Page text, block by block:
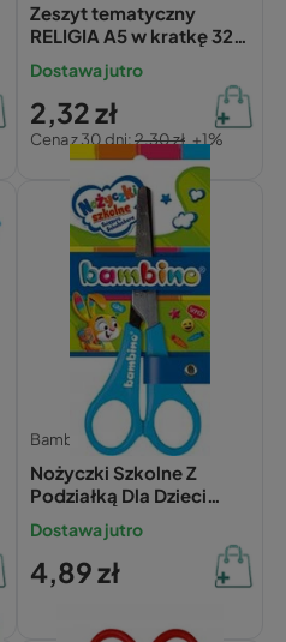
Zeszyt tematyczny
RELIGIA A5 w kratkę 32
kartki INTERDRUK 70g
Dostawa jutro
2,32 zł
Cena z 30 dni:2,30 zł +1%
Bambino
Nożyczki Szkolne Z
Podziałką Dla Dzieci
Bezpieczne Bambino
Dostawa jutro
4,89 zł